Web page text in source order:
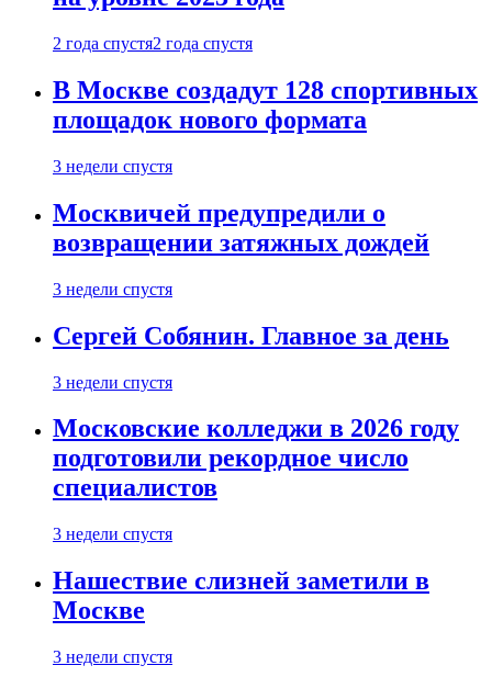
2 года спустя2 года спустя
В Москве создадут 128 спортивных
площадок нового формата
3 недели спустя
Москвичей предупредили о
возвращении затяжных дождей
3 недели спустя
Сергей Собянин. Главное за день
3 недели спустя
Московские колледжи в 2026 году
подготовили рекордное число
специалистов
3 недели спустя
Нашествие слизней заметили в
Москве
3 недели спустя